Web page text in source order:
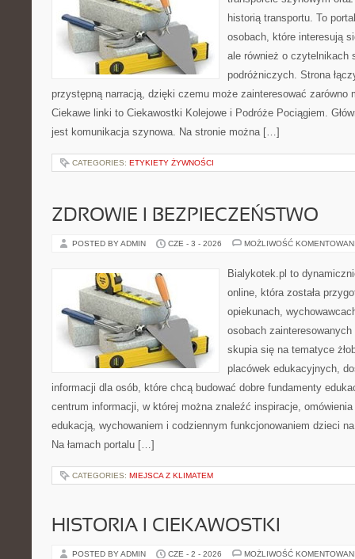
historią transportu. To
osobach, które interesują
ale również o czytelnikach
podróżniczych. Strona
przystępną narracją, dzięki czemu może zainteresować zarówno
Ciekawe linki to Ciekawostki Kolejowe i Podróże Pociągiem.
jest komunikacja szynowa. Na stronie można […]
CATEGORIES: ETYKIETY ŻYWNOŚCI
ZDROWIE I BEZPIECZEŃSTWO
POSTED BY ADMIN CZE - 3 - 2026 MOŻLIWOŚĆ
Bialykotek.pl to
online, która została
opiekunach,
osobach
skupia się na tematyce
placówek edukacyjnych,
informacji dla osób, które chcą budować dobre fundamenty
centrum informacji, w której można znaleźć inspiracje,
edukacją, wychowaniem i codziennym funkcjonowaniem dzieci
Na łamach portalu […]
CATEGORIES: MIEJSCA Z KLIMATEM
HISTORIA I CIEKAWOSTKI
POSTED BY ADMIN CZE - 2 - 2026 MOŻLIWOŚĆ